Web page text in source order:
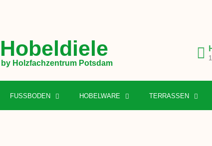
Hobeldiele
by Holzfachzentrum Potsdam
FUSSBODEN HOBELWARE TERRASSEN